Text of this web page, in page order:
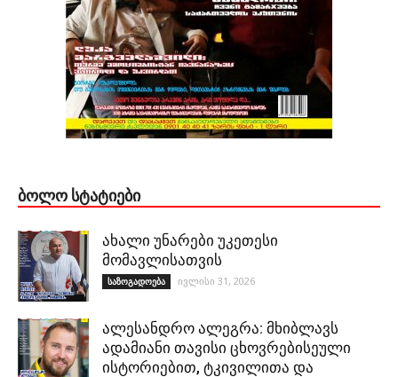
ᲑᲝᲚᲝ ᲡᲢᲐᲢᲘᲔᲑᲘ
ახალი უნარები უკეთესი
მომავლისათვის
საზოგადოება ივლისი 31, 2026
ალესანდრო ალეგრა: მხიბლავს
ადამიანი თავისი ცხოვრებისეული
ისტორიებით, ტკივილითა და